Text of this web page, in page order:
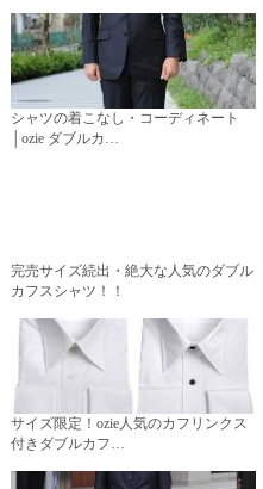
シャツの着こなし・コーディネート
│ozie ダブルカ…
完売サイズ続出・絶大な人気のダブル
カフスシャツ！！
サイズ限定！ozie人気のカフリンクス
付きダブルカフ…